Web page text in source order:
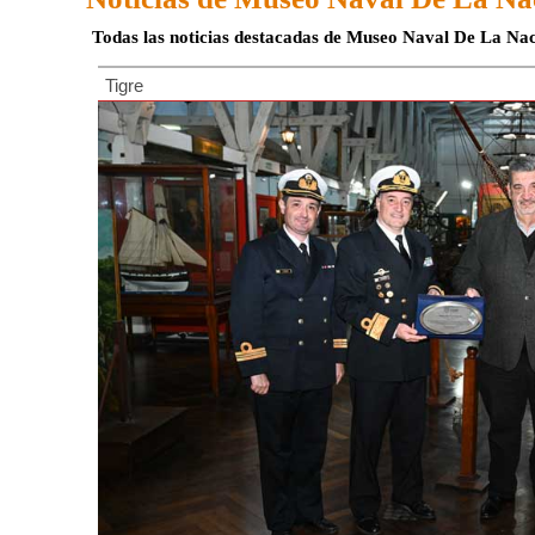
Todas las noticias destacadas de Museo Naval De La
Tigre